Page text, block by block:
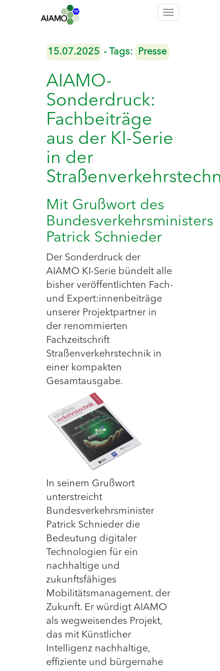
Toggle
15.07.2025 - Tags: Presse
AIAMO-
Sonderdruck:
Fachbeiträge
aus der KI-Serie
in der
Mit Grußwort des
Bundesverkehrsministers
Patrick Schnieder
Der Sonderdruck der
AIAMO KI-Serie bündelt alle
bisher veröffentlichten Fach-
und Expert:innenbeiträge
unserer Projektpartner in
der renommierten
Fachzeitschrift
Straßenverkehrstechnik in
einer kompakten
Gesamtausgabe.
In seinem Grußwort
unterstreicht
Bundesverkehrsminister
Patrick Schnieder die
Bedeutung digitaler
Technologien für ein
nachhaltige und
zukunftsfähiges
Mobilitätsmanagement. der
Zukunft. Er würdigt AIAMO
als wegweisendes Projekt,
das mit Künstlicher
Intelligenz nachhaltige,
effiziente und bürgernahe